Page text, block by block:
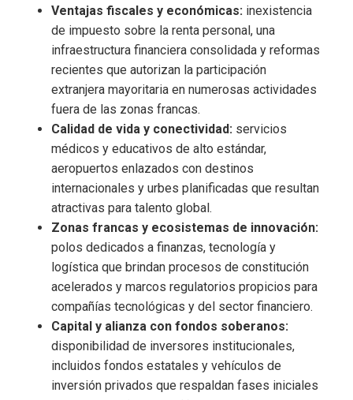
Ventajas fiscales y económicas: inexistencia
de impuesto sobre la renta personal, una
infraestructura financiera consolidada y reformas
recientes que autorizan la participación
extranjera mayoritaria en numerosas actividades
fuera de las zonas francas.
Calidad de vida y conectividad: servicios
médicos y educativos de alto estándar,
aeropuertos enlazados con destinos
internacionales y urbes planificadas que resultan
atractivas para talento global.
Zonas francas y ecosistemas de innovación:
polos dedicados a finanzas, tecnología y
logística que brindan procesos de constitución
acelerados y marcos regulatorios propicios para
compañías tecnológicas y del sector financiero.
Capital y alianza con fondos soberanos:
disponibilidad de inversores institucionales,
incluidos fondos estatales y vehículos de
inversión privados que respaldan fases iniciales